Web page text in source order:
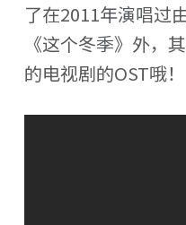
了在2011年演唱过
《这个冬季》外，
的电视剧的OST哦！